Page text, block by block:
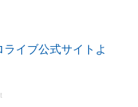
ライブ公式サイトよ